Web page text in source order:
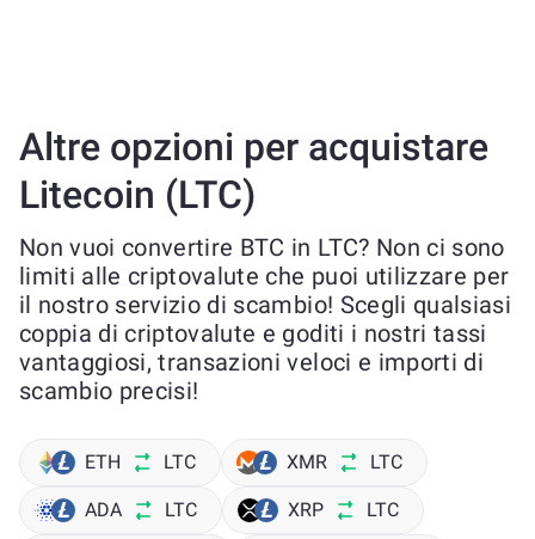
Altre opzioni per acquistare
Litecoin (LTC)
Non vuoi convertire BTC in LTC? Non ci sono
limiti alle criptovalute che puoi utilizzare per
il nostro servizio di scambio! Scegli qualsiasi
coppia di criptovalute e goditi i nostri tassi
vantaggiosi, transazioni veloci e importi di
scambio precisi!
ETH LTC XMR LTC
ADA LTC XRP LTC